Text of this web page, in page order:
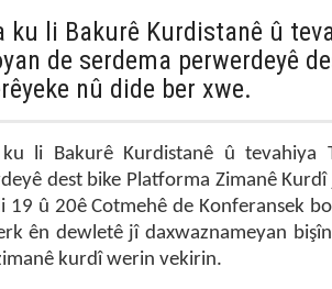
ku li Bakurê Kurdistanê û
de serdema perwerdeyê
nû dide ber xwe.
ku li Bakurê Kurdistanê û tevahiya
dest bike Platforma Zimanê
19 û 20ê Cotmehê de Konferansek
ên dewletê jî daxwaznameyan
kurdî werin vekirin.